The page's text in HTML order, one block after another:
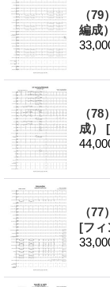
（
編成
（
成）
（
[フィ